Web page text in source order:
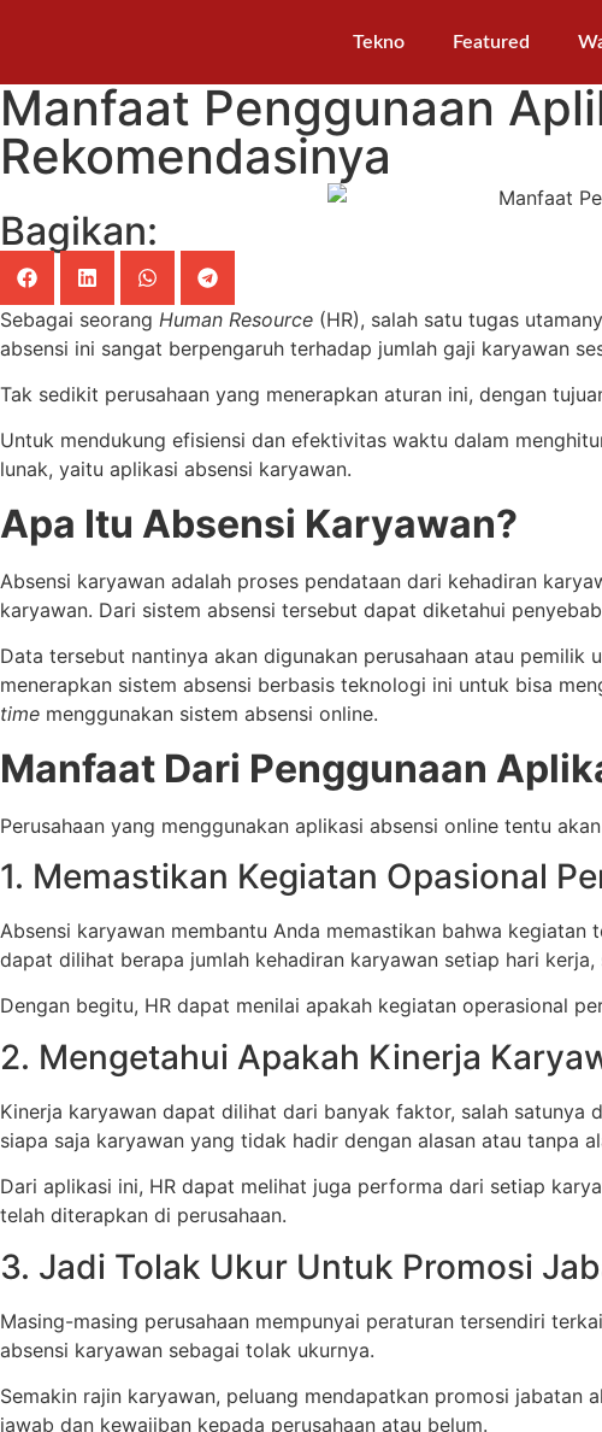
Tekno Featured
Manfaat Penggunaan
Rekomendasinya
Bagikan:
Sebagai seorang Human Resource (HR), salah satu tugas
absensi ini sangat berpengaruh terhadap jumlah gaji karyawan
Tak sedikit perusahaan yang menerapkan aturan ini, dengan
Untuk mendukung efisiensi dan efektivitas waktu dalam
lunak, yaitu aplikasi absensi karyawan.
Apa Itu Absensi Karyawan?
Absensi karyawan adalah proses pendataan dari kehadiran
karyawan. Dari sistem absensi tersebut dapat diketahui
Data tersebut nantinya akan digunakan perusahaan atau pemilik
menerapkan sistem absensi berbasis teknologi ini untuk bisa
time menggunakan sistem absensi online.
Manfaat Dari Penggunaan
Perusahaan yang menggunakan aplikasi absensi online tentu
1. Memastikan Kegiatan Opasional
Absensi karyawan membantu Anda memastikan bahwa
dapat dilihat berapa jumlah kehadiran karyawan setiap hari kerja,
Dengan begitu, HR dapat menilai apakah kegiatan operasional
2. Mengetahui Apakah Kinerja
Kinerja karyawan dapat dilihat dari banyak faktor, salah
siapa saja karyawan yang tidak hadir dengan alasan atau tanpa
Dari aplikasi ini, HR dapat melihat juga performa dari setiap
telah diterapkan di perusahaan.
3. Jadi Tolak Ukur Untuk Promosi
Masing-masing perusahaan mempunyai peraturan tersendiri
absensi karyawan sebagai tolak ukurnya.
Semakin rajin karyawan, peluang mendapatkan promosi
jawab dan kewajiban kepada perusahaan atau belum.